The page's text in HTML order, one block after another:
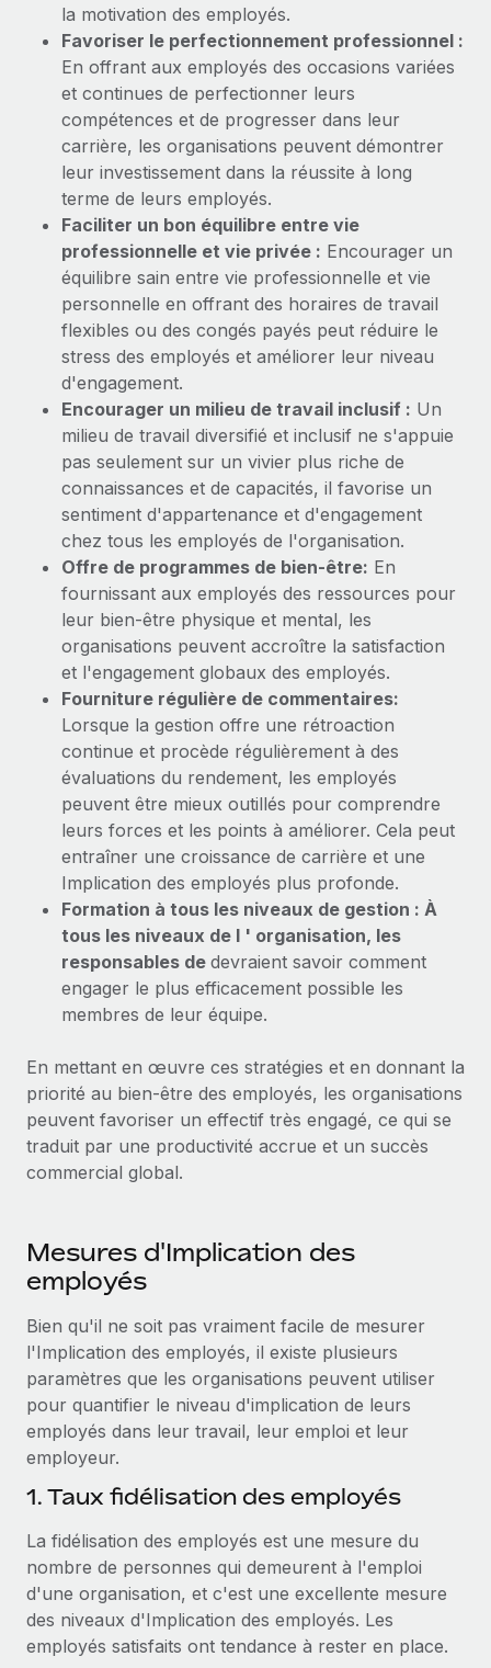
la motivation des employés.
Favoriser le perfectionnement professionnel :
En offrant aux employés des occasions variées
et continues de perfectionner leurs
compétences et de progresser dans leur
carrière, les organisations peuvent démontrer
leur investissement dans la réussite à long
terme de leurs employés.
Faciliter un bon équilibre entre vie
professionnelle et vie privée : Encourager un
équilibre sain entre vie professionnelle et vie
personnelle en offrant des horaires de travail
flexibles ou des congés payés peut réduire le
stress des employés et améliorer leur niveau
d'engagement.
Encourager un milieu de travail inclusif : Un
milieu de travail diversifié et inclusif ne s'appuie
pas seulement sur un vivier plus riche de
connaissances et de capacités, il favorise un
sentiment d'appartenance et d'engagement
chez tous les employés de l'organisation.
Offre de programmes de bien-être: En
fournissant aux employés des ressources pour
leur bien-être physique et mental, les
organisations peuvent accroître la satisfaction
et l'engagement globaux des employés.
Fourniture régulière de commentaires:
Lorsque la gestion offre une rétroaction
continue et procède régulièrement à des
évaluations du rendement, les employés
peuvent être mieux outillés pour comprendre
leurs forces et les points à améliorer. Cela peut
entraîner une croissance de carrière et une
Implication des employés plus profonde.
Formation à tous les niveaux de gestion : À
tous les niveaux de l ' organisation, les
responsables de devraient savoir comment
engager le plus efficacement possible les
membres de leur équipe.
En mettant en œuvre ces stratégies et en donnant la
priorité au bien-être des employés, les organisations
peuvent favoriser un effectif très engagé, ce qui se
traduit par une productivité accrue et un succès
commercial global.
Mesures d'Implication des
employés
Bien qu'il ne soit pas vraiment facile de mesurer
l'Implication des employés, il existe plusieurs
paramètres que les organisations peuvent utiliser
pour quantifier le niveau d'implication de leurs
employés dans leur travail, leur emploi et leur
employeur.
1. Taux fidélisation des employés
La fidélisation des employés est une mesure du
nombre de personnes qui demeurent à l'emploi
d'une organisation, et c'est une excellente mesure
des niveaux d'Implication des employés. Les
employés satisfaits ont tendance à rester en place.